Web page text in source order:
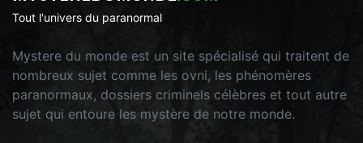
Tout l'univers du paranormal
Mystere du monde est un site spécialisé qui traitent de
nombreux sujet comme les ovni, les phénomères
paranormaux, dossiers criminels célèbres et tout autre
sujet qui entoure les mystère de notre monde.